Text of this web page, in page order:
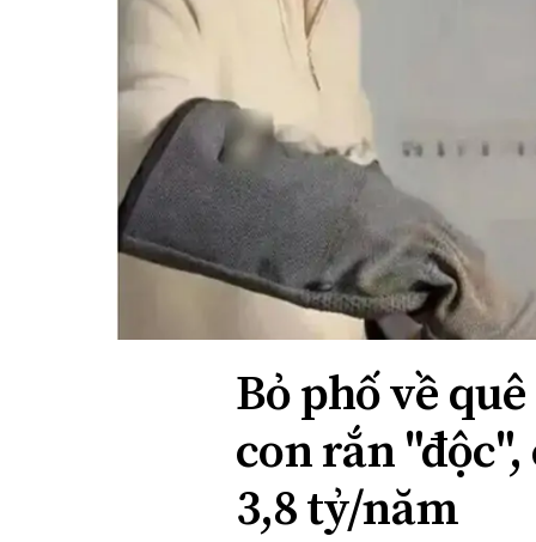
Quan điểm
Xi nhan Trái Phải
Bạn đọc viết
Bỏ phố về
con rắn
3,8 tỷ/năm